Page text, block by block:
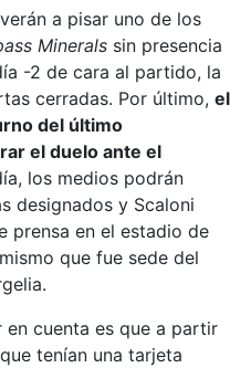
a pisar uno de los
Minerals sin presencia
-2 de cara al partido, la
cerradas. Por último, el
del último
el duelo ante el
los medios podrán
designados y Scaloni
prensa en el estadio de
que fue sede del
cuenta es que a partir
tenían una tarjeta